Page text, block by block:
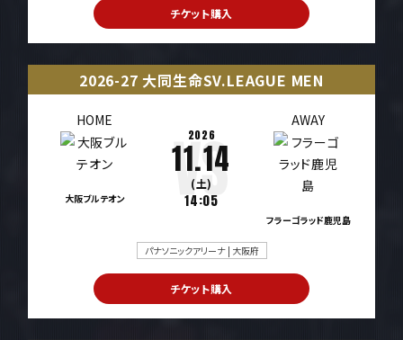
チケット購入
2026-27 大同生命SV.LEAGUE MEN
HOME
大阪ブルテオン
2026
11.14
(土)
14:05
AWAY
フラーゴラッド鹿児島
パナソニックアリーナ | 大阪府
チケット購入